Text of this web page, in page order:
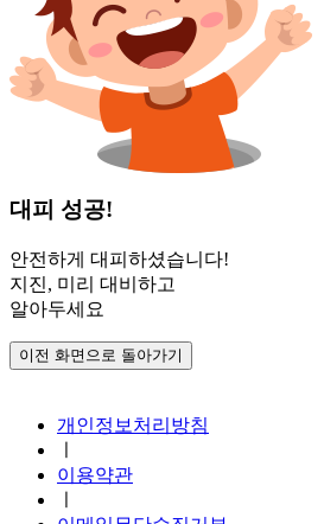
대피 성공!
안전하게 대피하셨습니다!
지진, 미리 대비하고
알아두세요
개인정보처리방침
이용약관